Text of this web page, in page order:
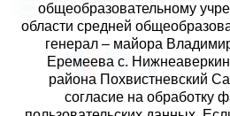
общеобразовательному
области средней
генерал – майора
Еремеева с.
района Похвистневский
согласие на обработку